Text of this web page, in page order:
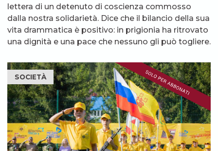
lettera di un detenuto di coscienza commosso
dalla nostra solidarietà. Dice che il bilancio della sua
vita drammatica è positivo: in prigionia ha ritrovato
una dignità e una pace che nessuno gli può togliere.
SOCIETÀ